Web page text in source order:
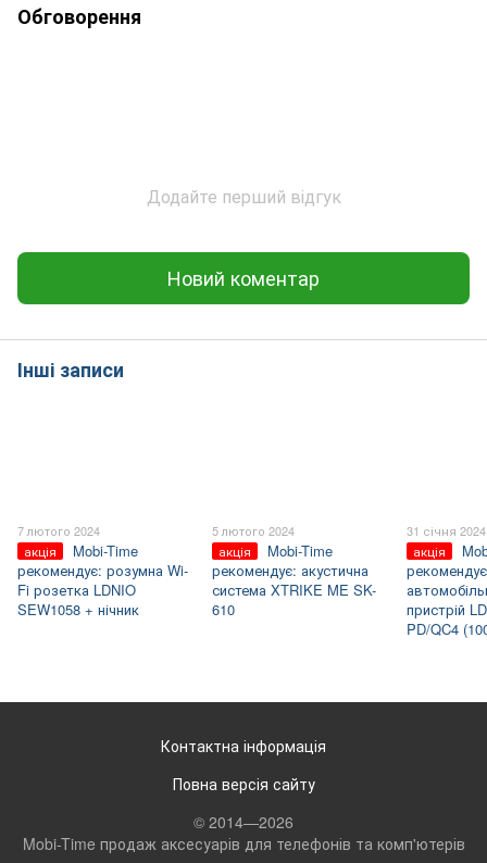
Обговорення
Додайте перший відгук
Новий коментар
Інші записи
7 лютого 2024
акція
Mobi-Time
рекомендує: розумна Wi-
Fi розетка LDNIO
SEW1058 + нічник
5 лютого 2024
акція
Mobi-Time
рекомендує: акустична
система XTRIKE ME SK-
610
31 січня 2024
акція
пристрій
PD/QC4
Контактна інформація
Повна версія сайту
© 2014—2026
Mobi-Time продаж аксесуарів для телефонів та комп'ютерів